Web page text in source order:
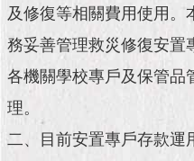
料
館
發
現
北
及修復等相關費用使用。
務妥善管理救災修復安置
各機關學校專戶及保管品
理。
二、目前安置專戶存款運